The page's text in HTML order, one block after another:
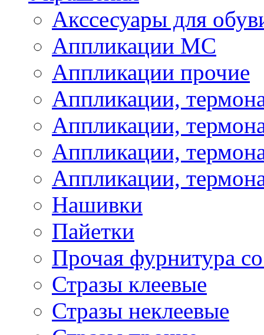
Акссесуары для
Аппликации МС
Аппликации прочие
Аппликации,
Аппликации,
Аппликации,
Аппликации,
Нашивки
Пайетки
Прочая фурнитура
Стразы клеевые
Стразы неклеевые